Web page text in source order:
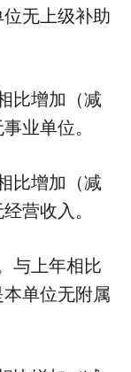
无上级补助
比增加（减
业单位。
比增加（减
营收入。
与上年相比
单位无附属